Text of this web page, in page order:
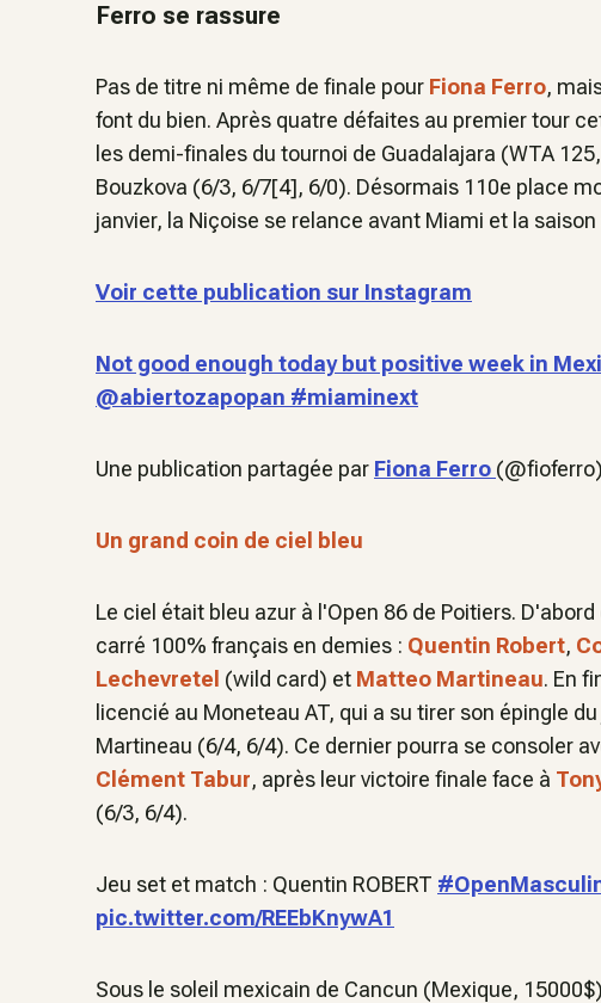
Ferro se rassure
Pas de titre ni même de finale pour Fiona Ferro,
font du bien. Après quatre défaites au premier tour
les demi-finales du tournoi de Guadalajara (WTA
Bouzkova (6/3, 6/7[4], 6/0). Désormais 110e place
janvier, la Niçoise se relance avant Miami et la saison
Voir cette publication sur Instagram
Not good enough today but positive week in
@abiertozapopan #miaminext
Une publication partagée par Fiona Ferro
Un grand coin de ciel bleu
Le ciel était bleu azur à l'Open 86 de Poitiers.
carré 100% français en demies : Quentin Robert,
Lechevretel (wild card) et Matteo Martineau. En
licencié au Moneteau AT, qui a su tirer son épingle
Martineau (6/4, 6/4). Ce dernier pourra se consoler
Clément Tabur, après leur victoire finale face à
(6/3, 6/4).
Jeu set et match : Quentin ROBERT
pic.twitter.com/REEbKnywA1
Sous le soleil mexicain de Cancun (Mexique,